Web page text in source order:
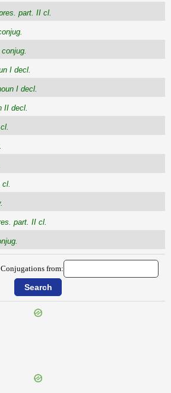
part. II cl.
I decl.
I decl.
II decl.
cl.
part. II cl.
from: